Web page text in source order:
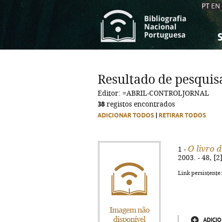
PT EN
Resultado de
Editor: =ABRIL-CONTROLJORNAL
38 registos encontrados
ADICIONAR TODOS RETIRAR TODOS
1 - O livro
2003. - 48,
Link